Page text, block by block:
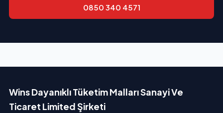
0850 340 4571
Wins Dayanıklı Tüketim Malları Sanayi Ve
Ticaret Limited Şirketi